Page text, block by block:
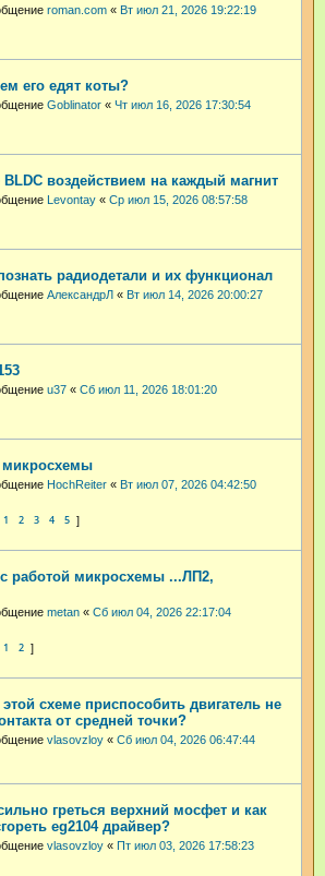
roman.com « Вт июл 21, 2026 19:22:19
его едят коты?
Goblinator « Чт июл 16, 2026 17:30:54
BLDC воздействием на каждый магнит
Levontay « Ср июл 15, 2026 08:57:58
радиодетали и их функционал
АлександрЛ « Вт июл 14, 2026 20:00:27
u37 « Сб июл 11, 2026 18:01:20
микросхемы
HochReiter « Вт июл 07, 2026 04:42:50
1 2 3 4 5
с работой микросхемы ...ЛП2,
metan « Сб июл 04, 2026 22:17:04
1 2
схеме приспособить двигатель не
от средней точки?
vlasovzloy « Сб июл 04, 2026 06:47:44
греться верхний мосфет и как
eg2104 драйвер?
vlasovzloy « Пт июл 03, 2026 17:58:23